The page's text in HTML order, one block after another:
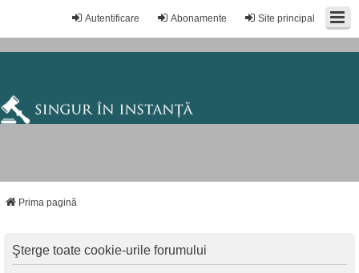
Site principal
Abonamente
Autentificare
Prima pagină
Şterge toate cookie-urile forumului